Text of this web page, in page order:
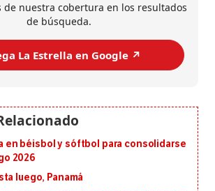
de nuestra cobertura en los resultados
de búsqueda.
La Estrella en Google ↗️
en béisbol y sóftbol para consolidarse
2026
luego, Panamá